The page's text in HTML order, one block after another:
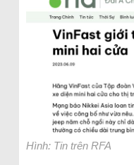
Hình: Tin trên RFA